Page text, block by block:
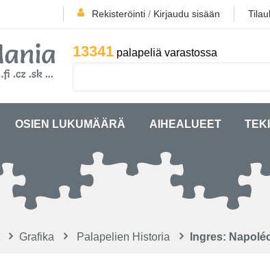
Rekisteröinti / Kirjaudu sisään
13341 palapeliä varastossa
OSIEN LUKUMÄÄRÄ AIHEALUEET
Grafika Palapelien Historia Ingres: